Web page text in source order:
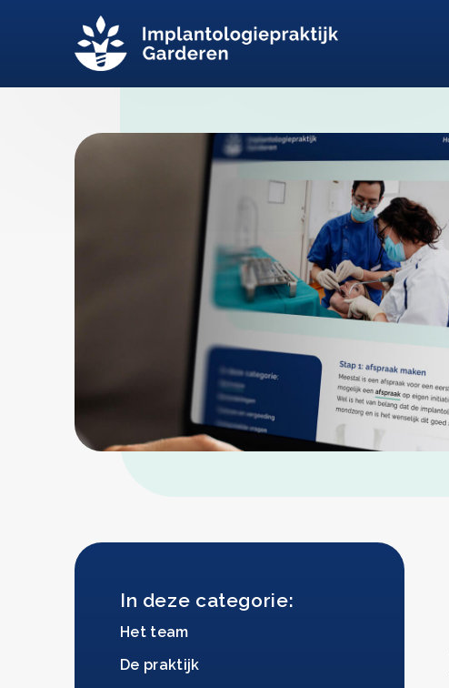
In deze categorie
Het team
De praktijk